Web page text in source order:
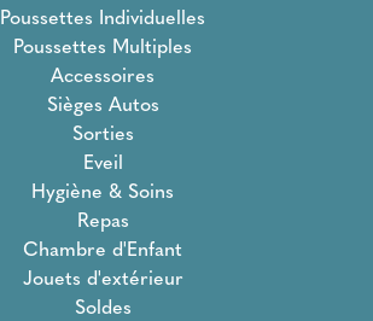
Poussettes Individuelles
Poussettes Multiples
Accessoires
Sièges Autos
Sorties
Eveil
Hygiène & Soins
Repas
Chambre d'Enfant
Jouets d'extérieur
Soldes